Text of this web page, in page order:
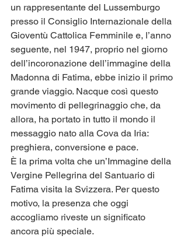
un rappresentante del Lussemburgo
presso il Consiglio Internazionale della
Gioventù Cattolica Femminile e, l’anno
seguente, nel 1947, proprio nel giorno
dell’incoronazione dell’immagine della
Madonna di Fatima, ebbe inizio il primo
grande viaggio. Nacque così questo
movimento di pellegrinaggio che, da
allora, ha portato in tutto il mondo il
messaggio nato alla Cova da Iria:
preghiera, conversione e pace.
È la prima volta che un’Immagine della
Vergine Pellegrina del Santuario di
Fatima visita la Svizzera. Per questo
motivo, la presenza che oggi
accogliamo riveste un significato
ancora più speciale.